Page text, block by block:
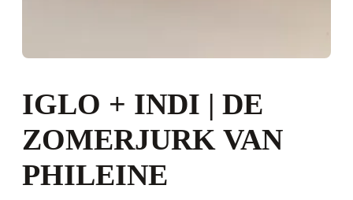
IGLO + INDI | DE
ZOMERJURK VAN
PHILEINE